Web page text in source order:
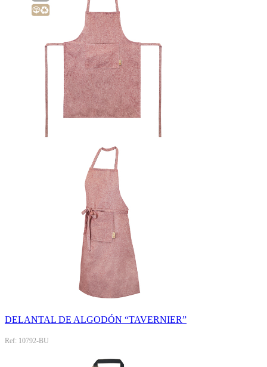
DELANTAL DE ALGODÓN “TAVERNIER”
Ref: 10792-BU